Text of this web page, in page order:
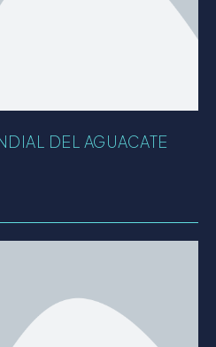
DEL AGUACATE